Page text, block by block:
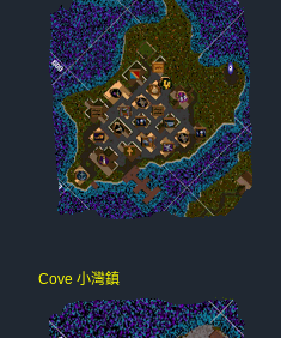
Cove 小灣鎮